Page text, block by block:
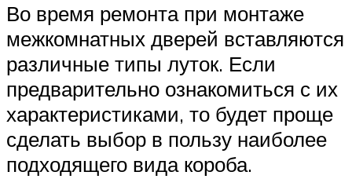
Во время ремонта при монтаже
межкомнатных дверей вставляются
различные типы луток. Если
предварительно ознакомиться с их
характеристиками, то будет проще
сделать выбор в пользу наиболее
подходящего вида короба.